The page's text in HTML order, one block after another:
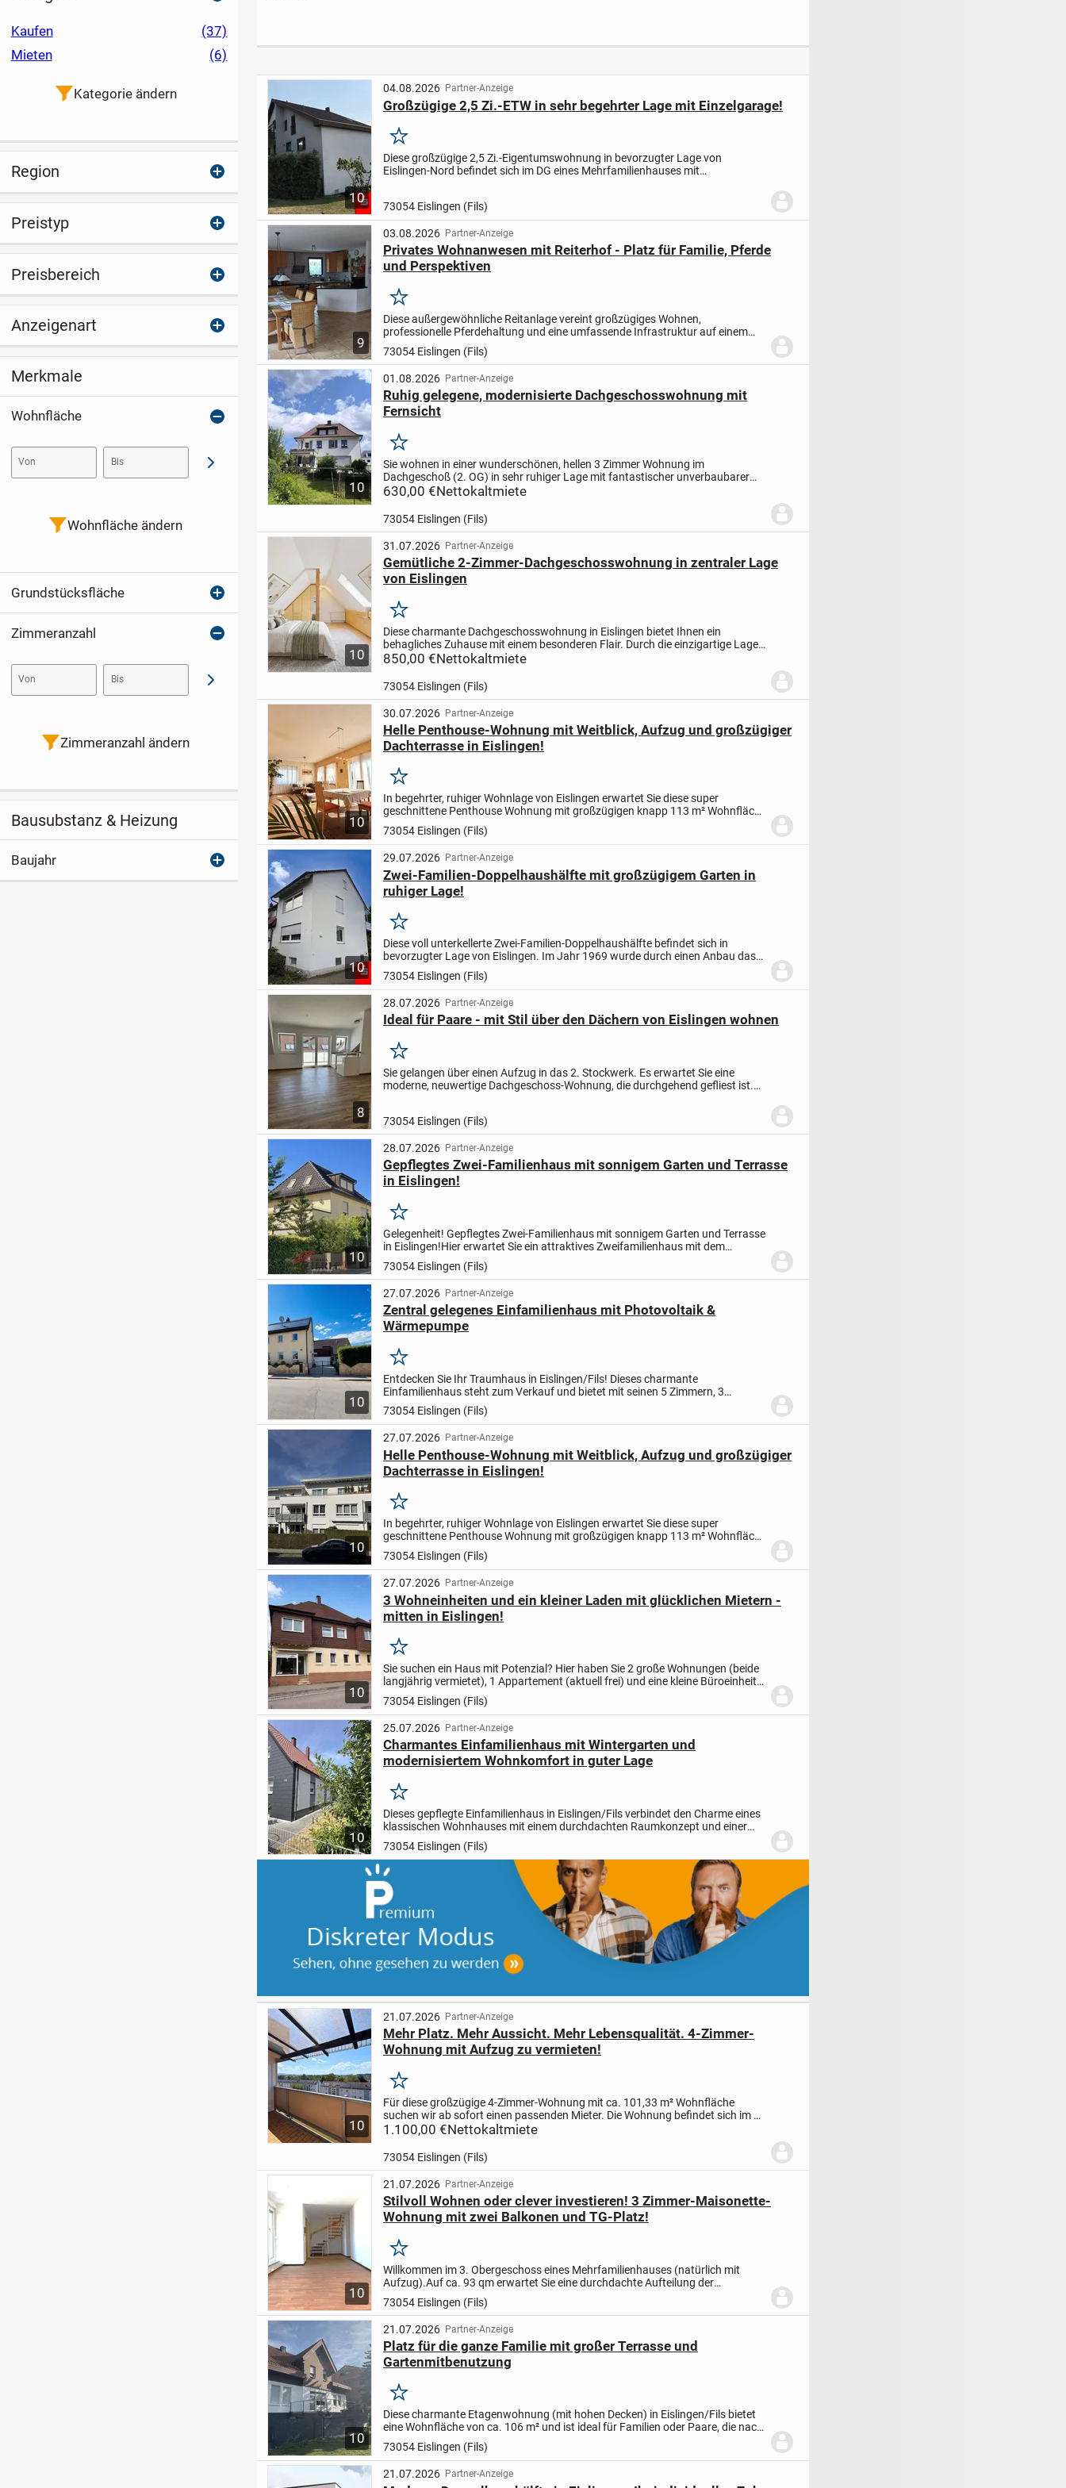
mit großem Balkon
- 120 m²
Terrassenhaus in
10
04.08.2026 Partner-Anzeige
Großzügige 2,5 Zi.-ETW in sehr begehrter Lage mit Einzelgarage!
Merken
Diese großzügige 2,5 Zi.-Eigentumswohnung in bevorzugter Lage von
Eislingen-Nord befindet sich im DG eines Mehrfamilienhauses mit
73054 Eislingen (Fils)
9
03.08.2026 Partner-Anzeige
Privates Wohnanwesen mit Reiterhof - Platz für Familie, Pferde
und Perspektiven
Merken
Diese außergewöhnliche Reitanlage vereint großzügiges Wohnen,
professionelle Pferdehaltung und eine umfassende Infrastruktur auf einem
weitläufigen Anwesen. Ein aktuelles, über 60 Seiten starkes...
73054 Eislingen (Fils)
10
01.08.2026 Partner-Anzeige
Ruhig gelegene, modernisierte Dachgeschosswohnung mit
Fernsicht
Merken
Sie wohnen in einer wunderschönen, hellen 3 Zimmer Wohnung im
Dachgeschoß (2. OG) in sehr ruhiger Lage mit fantastischer unverbaubarer
Aussicht auf die gesamte Alb. Die großzügigen Dachfenster sorgen...
630,00 €Nettokaltmiete
73054 Eislingen (Fils)
10
31.07.2026 Partner-Anzeige
Gemütliche 2-Zimmer-Dachgeschosswohnung in zentraler Lage
von Eislingen
Merken
Diese charmante Dachgeschosswohnung in Eislingen bietet Ihnen ein
behagliches Zuhause mit einem besonderen Flair. Durch die einzigartige Lage
unter dem Dach entsteht eine gemütliche Atmosphäre, in der...
850,00 €Nettokaltmiete
73054 Eislingen (Fils)
10
30.07.2026 Partner-Anzeige
Helle Penthouse-Wohnung mit Weitblick, Aufzug und großzügiger
Dachterrasse in Eislingen!
Merken
In begehrter, ruhiger Wohnlage von Eislingen erwartet Sie diese super
geschnittene Penthouse Wohnung mit großzügigen knapp 113 m² Wohnfläche
in einem gepflegten Mehrfamilienhaus mit insgesamt neun...
73054 Eislingen (Fils)
10
29.07.2026 Partner-Anzeige
Zwei-Familien-Doppelhaushälfte mit großzügigem Garten in
ruhiger Lage!
Merken
Diese voll unterkellerte Zwei-Familien-Doppelhaushälfte befindet sich in
bevorzugter Lage von Eislingen. Im Jahr 1969 wurde durch einen Anbau das
Haus entschieden vergrößert. Trotz einer guten...
73054 Eislingen (Fils)
8
28.07.2026 Partner-Anzeige
Ideal für Paare - mit Stil über den Dächern von Eislingen wohnen
Merken
Sie gelangen über einen Aufzug in das 2. Stockwerk. Es erwartet Sie eine
moderne, neuwertige Dachgeschoss-Wohnung, die durchgehend gefliest ist.
73054 Eislingen (Fils)
10
28.07.2026 Partner-Anzeige
Gepflegtes Zwei-Familienhaus mit sonnigem Garten und Terrasse
in Eislingen!
Merken
Gelegenheit! Gepflegtes Zwei-Familienhaus mit sonnigem Garten und Terrasse
in Eislingen!Hier erwartet Sie ein attraktives Zweifamilienhaus mit dem
charmanten Flair einer Stadtvilla. Die großzügige...
73054 Eislingen (Fils)
10
27.07.2026 Partner-Anzeige
Zentral gelegenes Einfamilienhaus mit Photovoltaik &
Wärmepumpe
Merken
Entdecken Sie Ihr Traumhaus in Eislingen/Fils! Dieses charmante
Einfamilienhaus steht zum Verkauf und bietet mit seinen 5 Zimmern, 3
Schlafzimmern und 2 Bädern auf 140 m² Wohnfläche reichlich Platz...
73054 Eislingen (Fils)
10
27.07.2026 Partner-Anzeige
Helle Penthouse-Wohnung mit Weitblick, Aufzug und großzügiger
Dachterrasse in Eislingen!
Merken
In begehrter, ruhiger Wohnlage von Eislingen erwartet Sie diese super
geschnittene Penthouse Wohnung mit großzügigen knapp 113 m² Wohnfläche
in einem gepflegten Mehrfamilienhaus mit insgesamt neun...
73054 Eislingen (Fils)
10
27.07.2026 Partner-Anzeige
3 Wohneinheiten und ein kleiner Laden mit glücklichen Mietern -
mitten in Eislingen!
Merken
Sie suchen ein Haus mit Potenzial? Hier haben Sie 2 große Wohnungen (beide
langjährig vermietet), 1 Appartement (aktuell frei) und eine kleine Büroeinheit.
Kapitalanleger haben hier glückliche...
73054 Eislingen (Fils)
10
25.07.2026 Partner-Anzeige
Charmantes Einfamilienhaus mit Wintergarten und
modernisiertem Wohnkomfort in guter Lage
Merken
Dieses gepflegte Einfamilienhaus in Eislingen/Fils verbindet den Charme eines
klassischen Wohnhauses mit einem durchdachten Raumkonzept und einer
ansprechenden Ausstattung. Das im Jahr 1938 erbaute...
73054 Eislingen (Fils)
10
21.07.2026 Partner-Anzeige
Mehr Platz. Mehr Aussicht. Mehr Lebensqualität. 4-Zimmer-
Wohnung mit Aufzug zu vermieten!
Merken
Für diese großzügige 4-Zimmer-Wohnung mit ca. 101,33 m² Wohnfläche
suchen wir ab sofort einen passenden Mieter. Die Wohnung befindet sich im 6.
Obergeschoss eines gepflegten Mehrfamilienhauses aus dem...
1.100,00 €Nettokaltmiete
73054 Eislingen (Fils)
10
21.07.2026 Partner-Anzeige
Stilvoll Wohnen oder clever investieren! 3 Zimmer-Maisonette-
Wohnung mit zwei Balkonen und TG-Platz!
Merken
Willkommen im 3. Obergeschoss eines Mehrfamilienhauses (natürlich mit
Aufzug).Auf ca. 93 qm erwartet Sie eine durchdachte Aufteilung der
Das Herzstück ist das große Wohn-/Esszimmer mit...
73054 Eislingen (Fils)
10
21.07.2026 Partner-Anzeige
Platz für die ganze Familie mit großer Terrasse und
Gartenmitbenutzung
Merken
Diese charmante Etagenwohnung (mit hohen Decken) in Eislingen/Fils bietet
eine Wohnfläche von ca. 106 m² und ist ideal für Familien oder Paare, die nach
einem gemütlichen Zuhause suchen. Das Objekt...
73054 Eislingen (Fils)
21.07.2026 Partner-Anzeige
Kaufen
(37)
Mieten
(6)
Kategorie ändern
Region
Preistyp
Preisbereich
Anzeigenart
Merkmale
Wohnfläche
Von Bis Abschicken
Wohnfläche ändern
Grundstücksfläche
Zimmeranzahl
Von Bis Abschicken
Zimmeranzahl ändern
Bausubstanz & Heizung
Baujahr